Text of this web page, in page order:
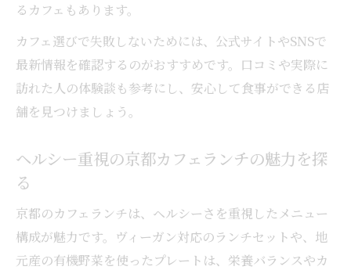
るカフェもあります。
カフェ選びで失敗しないためには、公式サイトやSNSで
最新情報を確認するのがおすすめです。口コミや実際に
訪れた人の体験談も参考にし、安心して食事ができる店
舗を見つけましょう。
ヘルシー重視の京都カフェランチの魅力を探
る
京都のカフェランチは、ヘルシーさを重視したメニュー
構成が魅力です。ヴィーガン対応のランチセットや、地
元産の有機野菜を使ったプレートは、栄養バランスやカ